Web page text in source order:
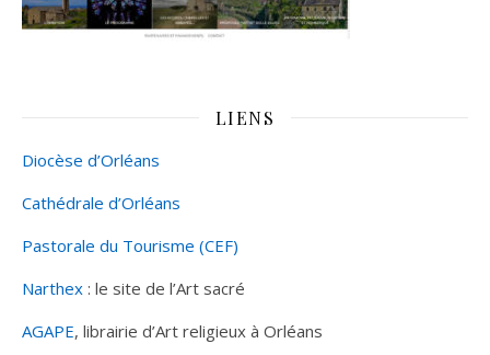
LIENS
Diocèse d’Orléans
Cathédrale d’Orléans
Pastorale du Tourisme (CEF)
Narthex : le site de l’Art sacré
AGAPE, librairie d’Art religieux à Orléans